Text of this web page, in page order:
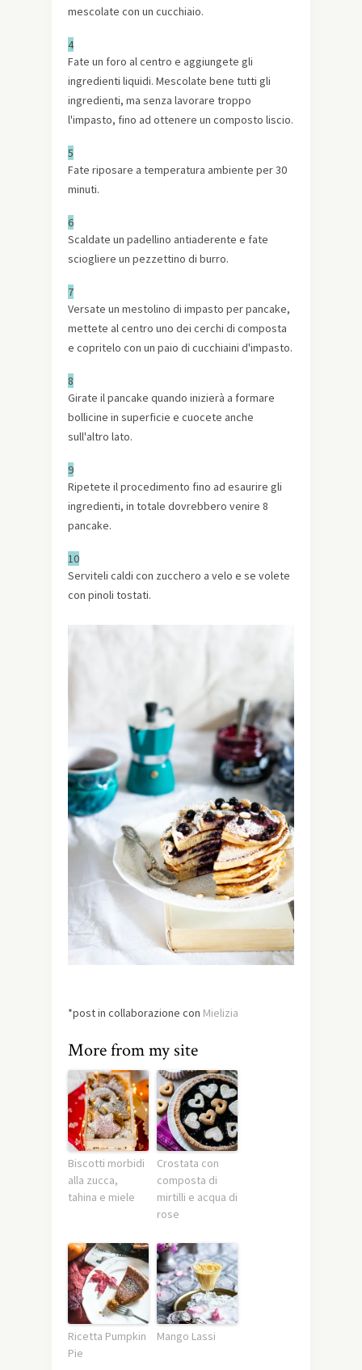
mescolate con un cucchiaio.
4
Fate un foro al centro e aggiungete gli
ingredienti liquidi. Mescolate bene tutti gli
ingredienti, ma senza lavorare troppo
l'impasto, fino ad ottenere un composto liscio.
5
Fate riposare a temperatura ambiente per 30
minuti.
6
Scaldate un padellino antiaderente e fate
sciogliere un pezzettino di burro.
7
Versate un mestolino di impasto per pancake,
mettete al centro uno dei cerchi di composta
e copritelo con un paio di cucchiaini d'impasto.
8
Girate il pancake quando inizierà a formare
bollicine in superficie e cuocete anche
sull'altro lato.
9
Ripetete il procedimento fino ad esaurire gli
ingredienti, in totale dovrebbero venire 8
pancake.
10
Serviteli caldi con zucchero a velo e se volete
con pinoli tostati.
*post in collaborazione con Mielizia
More from my site
Biscotti morbidi
alla zucca,
tahina e miele
Crostata con
composta di
mirtilli e acqua di
rose
Ricetta Pumpkin
Pie
Mango Lassi